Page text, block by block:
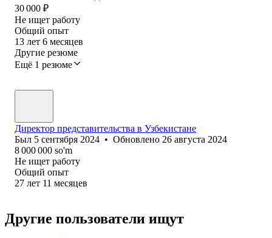
30 000 ₽
Не ищет работу
Общий опыт
13 лет 6 месяцев
Другие резюме
Ещё 1 резюме
Директор представительства в Узбекистане
Был 5 сентября 2024 • Обновлено 26 августа 2024
8 000 000 so'm
Не ищет работу
Общий опыт
27 лет 11 месяцев
Другие пользователи ищут